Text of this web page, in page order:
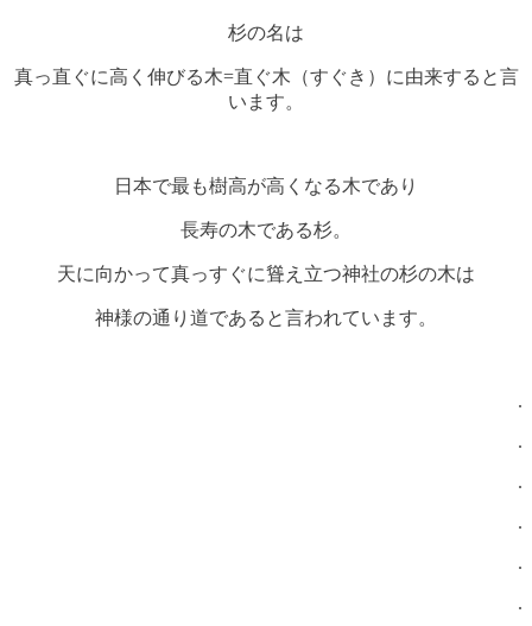
杉の名は
真っ直ぐに高く伸びる木=直ぐ木（すぐき）に由来すると言
います。
日本で最も樹高が高くなる木であり
長寿の木である杉。
天に向かって真っすぐに聳え立つ神社の杉の木は
神様の通り道であると言われています。
.
.
.
.
.
.